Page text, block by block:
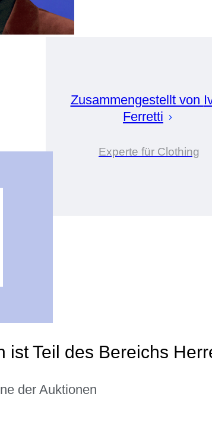
Zusammengestellt von
Ferretti
Experte für Clothing
ist Teil des Bereichs
der Auktionen